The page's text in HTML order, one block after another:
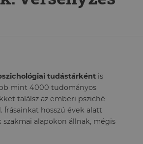
tudástárként is
mint 4000 tudományos
találsz az emberi psziché
hosszú évek alatt
szakmai alapokon állnak, mégis